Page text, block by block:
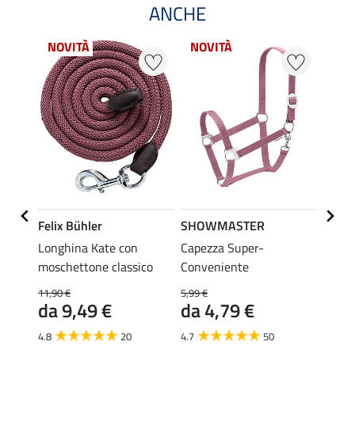
ANCHE
NOVITÀ
Felix Bühler
Longhina Kate con
moschettone classico
11,90 €
da 9,49 €
4.8 20
NOVITÀ
SHOWMASTER
Capezza Super-
Conveniente
5,99 €
da 4,79 €
4.7 50